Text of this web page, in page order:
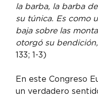
la barba, la barba
su túnica. Es como
baja sobre las
otorgó su
133; 1-3)
En este Congreso
un verdadero